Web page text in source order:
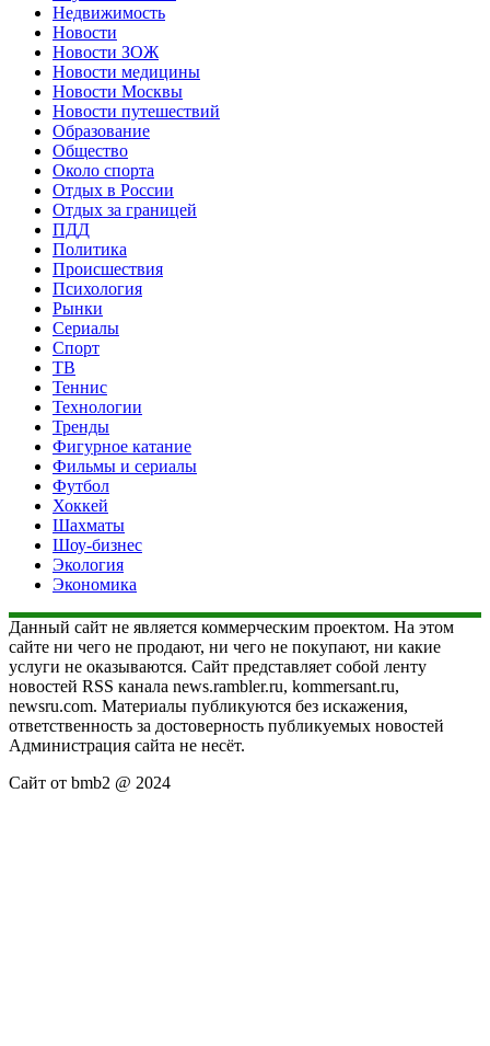
Недвижимость
Новости
Новости ЗОЖ
Новости медицины
Новости Москвы
Новости путешествий
Образование
Общество
Около спорта
Отдых в России
Отдых за границей
ПДД
Политика
Происшествия
Психология
Рынки
Сериалы
Спорт
ТВ
Теннис
Технологии
Тренды
Фигурное катание
Фильмы и сериалы
Футбол
Хоккей
Шахматы
Шоу-бизнес
Экология
Экономика
Данный сайт не является коммерческим проектом. На этом
сайте ни чего не продают, ни чего не покупают, ни какие
услуги не оказываются. Сайт представляет собой ленту
новостей RSS канала news.rambler.ru, kommersant.ru,
newsru.com. Материалы публикуются без искажения,
ответственность за достоверность публикуемых новостей
Администрация сайта не несёт.
Сайт от bmb2 @ 2024